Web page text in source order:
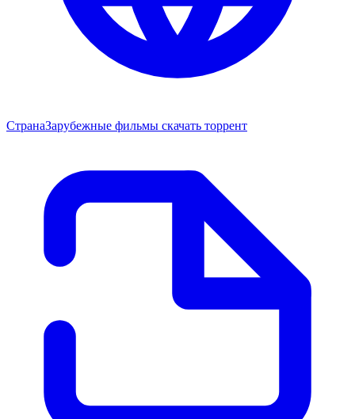
СтранаЗарубежные фильмы скачать торрент